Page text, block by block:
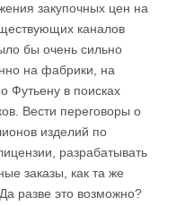
закупочных цен на
каналов
бы очень сильно
на фабрики, на
Футьену в поисках
Вести переговоры о
изделий по
разрабатывать
заказы, как та же
разве это возможно?